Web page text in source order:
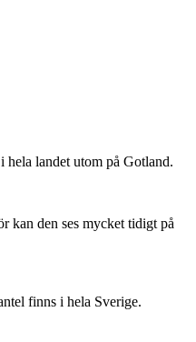
landet utom på Gotland.
kan den ses mycket tidigt på
finns i hela Sverige.